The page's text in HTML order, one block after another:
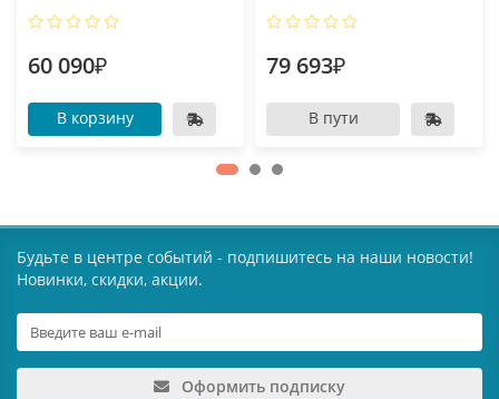
60 090₽
В корзину
79 693₽
В пути
Будьте в центре событий - подпишитесь на наши новости!
Новинки, скидки, акции.
Оформить подписку